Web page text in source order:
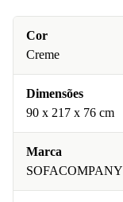
Cor
Creme
Dimensões
90 x 217 x 76 cm
Marca
SOFACOMPANY